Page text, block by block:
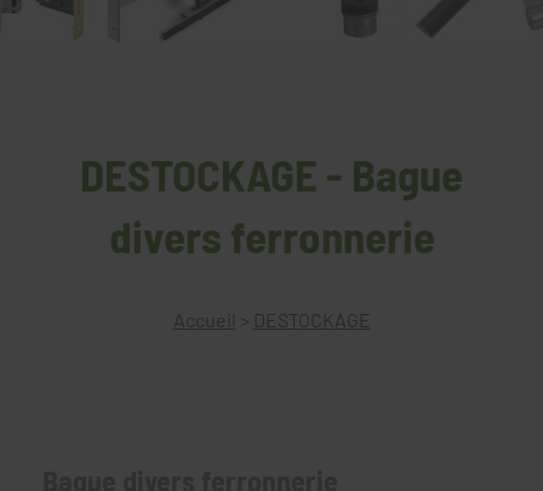
DESTOCKAGE - Bague
divers ferronnerie
Accueil > DESTOCKAGE